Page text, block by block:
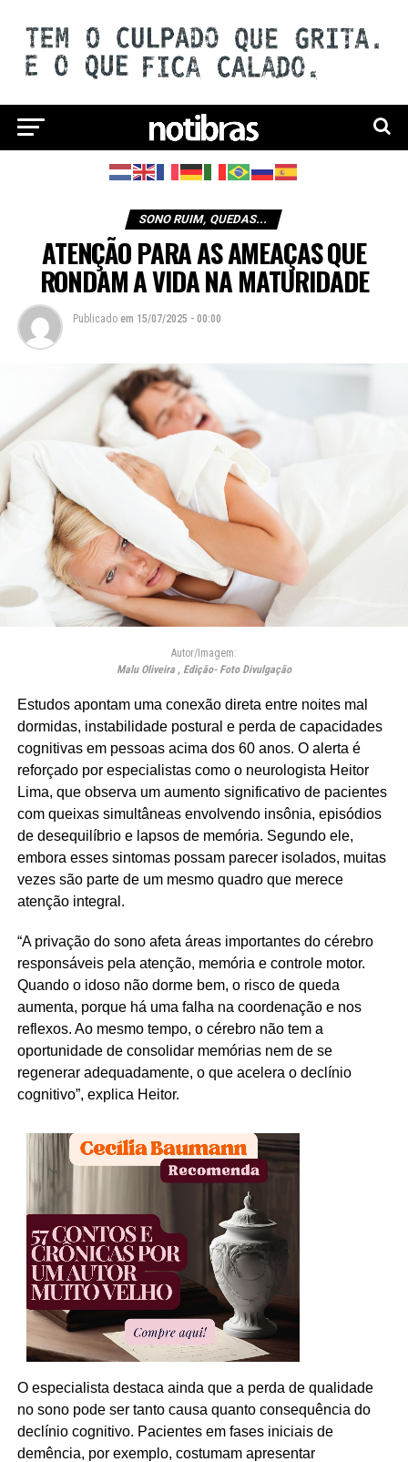
SONO RUIM, QUEDAS...
ATENÇÃO PARA AS AMEAÇAS QUE
RONDAM A VIDA NA MATURIDADE
Publicado em 15/07/2025 - 00:00
Autor/Imagem:
Malu Oliveira , Edição- Foto Divulgação
Estudos apontam uma conexão direta entre noites mal
dormidas, instabilidade postural e perda de capacidades
cognitivas em pessoas acima dos 60 anos. O alerta é
reforçado por especialistas como o neurologista Heitor
Lima, que observa um aumento significativo de pacientes
com queixas simultâneas envolvendo insônia, episódios
de desequilíbrio e lapsos de memória. Segundo ele,
embora esses sintomas possam parecer isolados, muitas
vezes são parte de um mesmo quadro que merece
atenção integral.
“A privação do sono afeta áreas importantes do cérebro
responsáveis pela atenção, memória e controle motor.
Quando o idoso não dorme bem, o risco de queda
aumenta, porque há uma falha na coordenação e nos
reflexos. Ao mesmo tempo, o cérebro não tem a
oportunidade de consolidar memórias nem de se
regenerar adequadamente, o que acelera o declínio
cognitivo”, explica Heitor.
O especialista destaca ainda que a perda de qualidade
no sono pode ser tanto causa quanto consequência do
declínio cognitivo. Pacientes em fases iniciais de
demência, por exemplo, costumam apresentar